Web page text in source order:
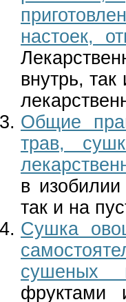
настоек,
внутрь,
Общие
трав,
в
так и на
Сушка
сушеных
фруктами